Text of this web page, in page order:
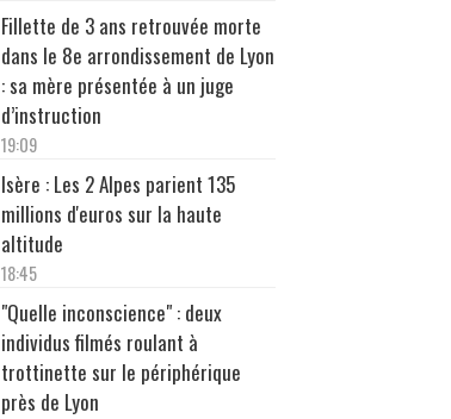
Fillette de 3 ans retrouvée morte
dans le 8e arrondissement de Lyon
: sa mère présentée à un juge
d’instruction
19:09
Isère : Les 2 Alpes parient 135
millions d'euros sur la haute
altitude
18:45
"Quelle inconscience" : deux
individus filmés roulant à
trottinette sur le périphérique
près de Lyon